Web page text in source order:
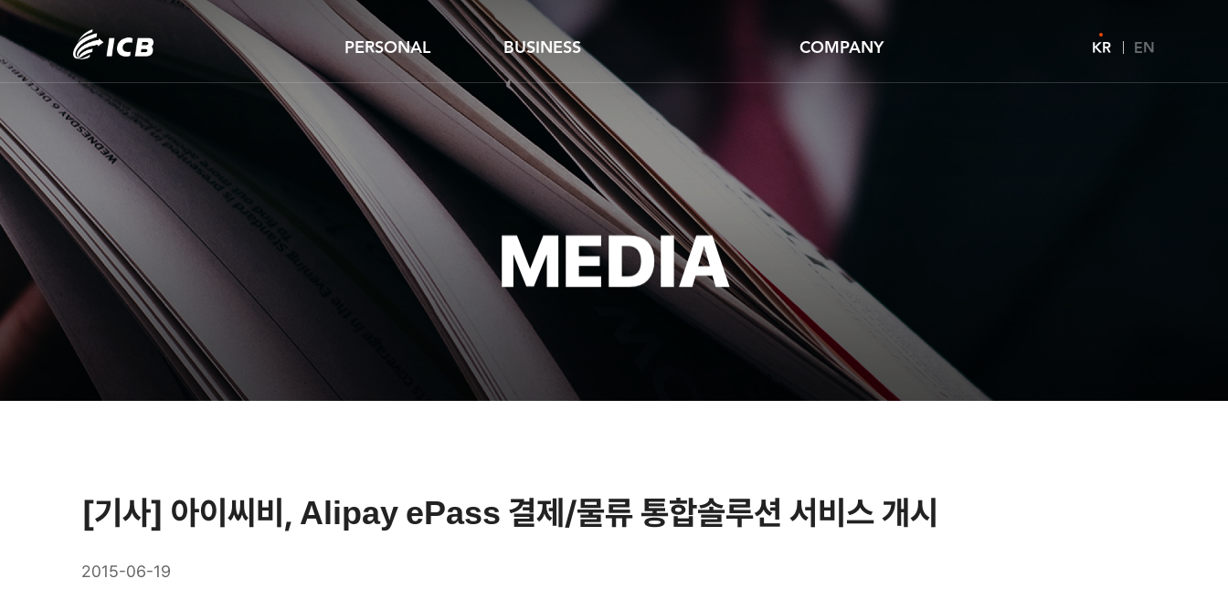
주메뉴
PERSONAL
DEBUNK 송금
BUSINESS
글로벌결제
GOS
BtoX
ZEPLIN
CLEMO
COMPANY
CULTURE
MEDIA
CI소개
1:1문의
KR EN
MEDIA
[기사] 아이씨비, Alipay ePass 결제/물류 통합솔루션 서비스 개시
2015-06-19